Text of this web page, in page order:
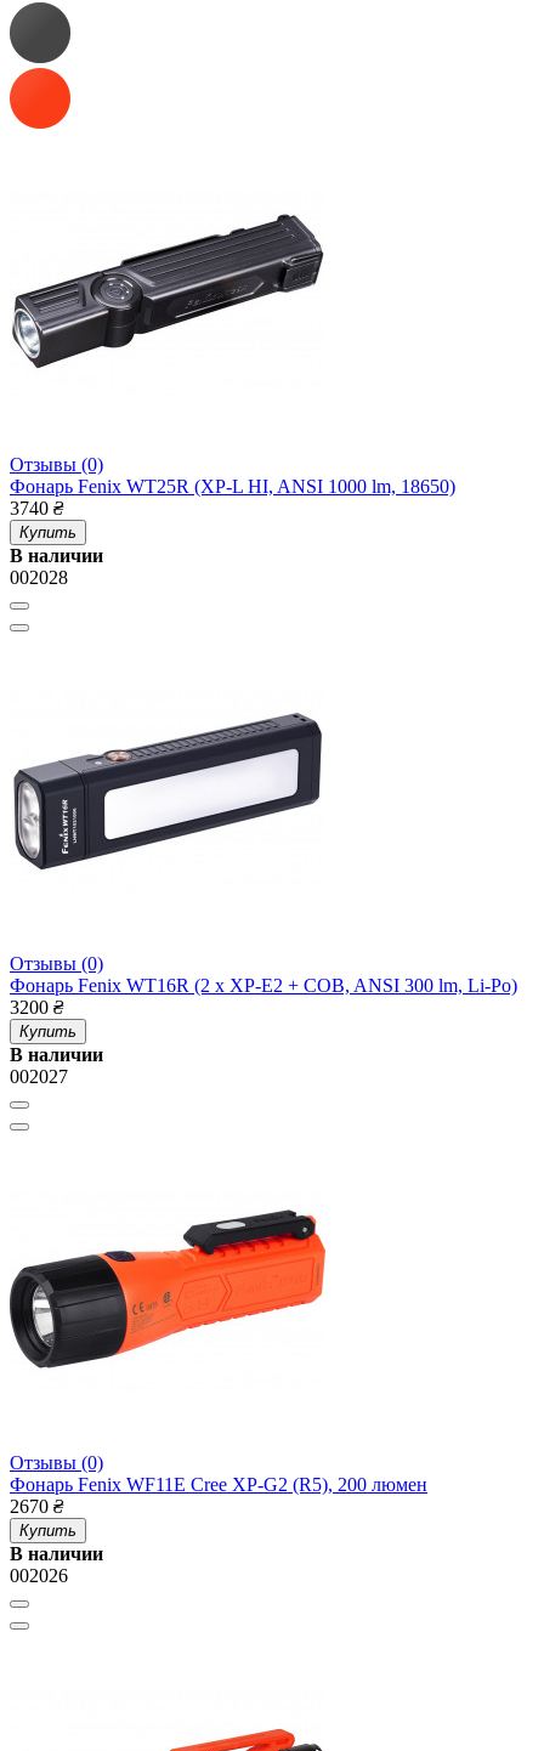
Отзывы (0)
Фонарь Fenix WT25R (XP-L HI, ANSI 1000 lm, 18650)
3740 ₴
Купить
В наличии
002028
Отзывы (0)
Фонарь Fenix WT16R (2 x XP-E2 + COB, ANSI 300 lm, Li-Po)
3200 ₴
Купить
В наличии
002027
Отзывы (0)
Фонарь Fenix WF11E Cree XP-G2 (R5), 200 люмен
2670 ₴
Купить
В наличии
002026